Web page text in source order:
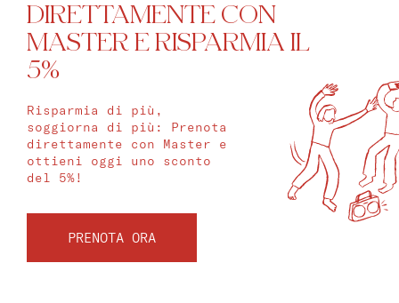
DIRETTAMENTE CON
MASTER E RISPARMIA IL
5%
Risparmia di più,
soggiorna di più: Prenota
direttamente con Master e
ottieni oggi uno sconto
del 5%!
PRENOTA ORA